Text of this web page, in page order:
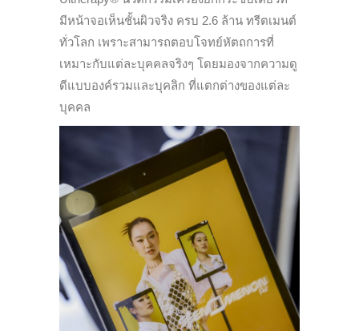
มีหน้าจอเห็นชั้นผิวจริง ครบ 2.6 ล้าน ทรีตเมนต์
ทั่วโลก เพราะสามารถตอบโจทย์หัตถการที่
เหมาะกับแต่ละบุคคลจริงๆ โดยมองจากความดู
ดีแบบองค์รวมและบุคลิก ที่แตกต่างของแต่ละ
บุคคล